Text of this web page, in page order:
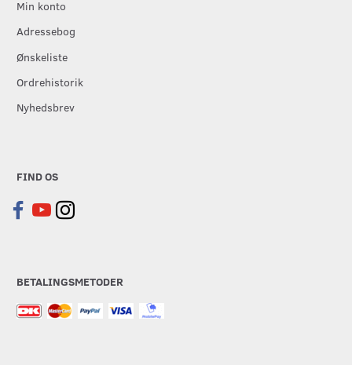
Min konto
Adressebog
Ønskeliste
Ordrehistorik
Nyhedsbrev
FIND OS
BETALINGSMETODER